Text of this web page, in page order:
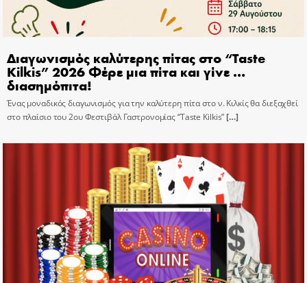
Διαγωνισμός καλύτερης πίτας στο “Taste
Kilkis” 2026 Φέρε μια πίτα και γίνε …
διασημόπιτα!
Ένας μοναδικός διαγωνισμός για την καλύτερη πίτα στο ν. Κιλκίς θα διεξαχθεί
στο πλαίσιο του 2ου Φεστιβάλ Γαστρονομίας “Taste Kilkis”[…]